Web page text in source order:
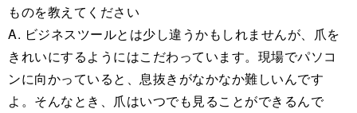
ものを教えてください
A. ビジネスツールとは少し違うかもしれませんが、爪を
きれいにするようにはこだわっています。現場でパソコ
ンに向かっていると、息抜きがなかなか難しいんです
よ。そんなとき、爪はいつでも見ることができるんで